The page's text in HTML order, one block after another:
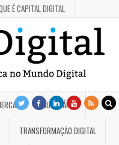
É CAPITAL DIGITAL
JUDICIÁRIO
TRANSFORMAÇÃO DIGITAL